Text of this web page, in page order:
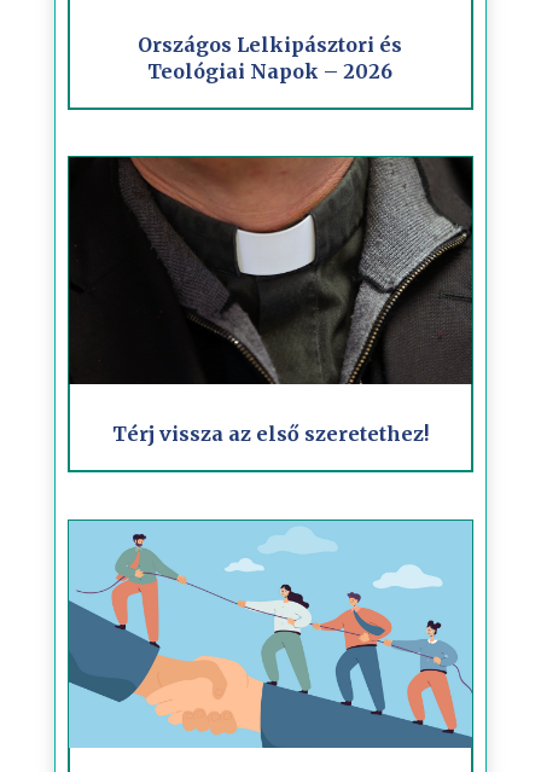
Országos Lelkipásztori és
Teológiai Napok – 2026
Térj vissza az első szeretethez!